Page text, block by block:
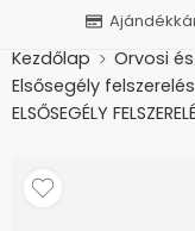
Kezdőlap
Orvosi
Elsősegély felszerelés
ELSŐSEGÉLY